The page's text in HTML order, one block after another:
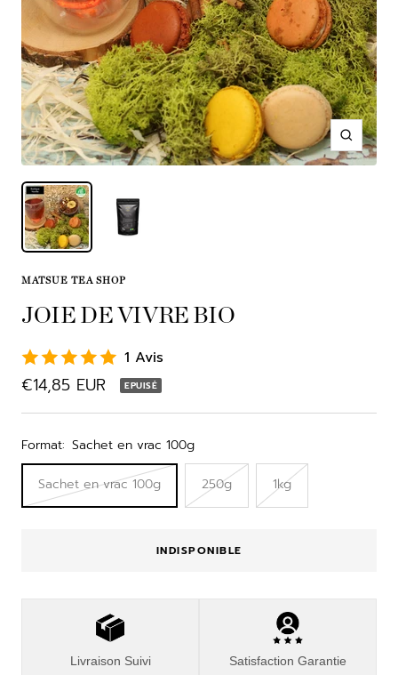
Zoom
MATSUE TEA SHOP
JOIE DE VIVRE BIO
1 Avis
Prix
de
vente
€14,85 EUR EPUISÉ
Format: Sachet en vrac 100g
Sachet en vrac 100g 250g 1kg
INDISPONIBLE
Livraison Suivi Satisfaction Garantie